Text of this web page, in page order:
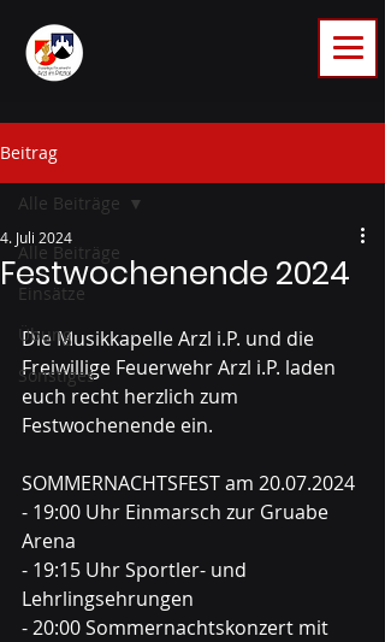
Beitrag
Alle Beiträge
Einsätze
Übung
Sonstiges
Alle Beiträge
Festwochenende 2024
4. Juli 2024
Die Musikkapelle Arzl i.P. und die
Freiwillige Feuerwehr Arzl i.P. laden
euch recht herzlich zum
Festwochenende ein.
SOMMERNACHTSFEST am 20.07.2024
- 19:00 Uhr Einmarsch zur Gruabe
Arena
- 19:15 Uhr Sportler- und
Lehrlingsehrungen
- 20:00 Sommernachtskonzert mit